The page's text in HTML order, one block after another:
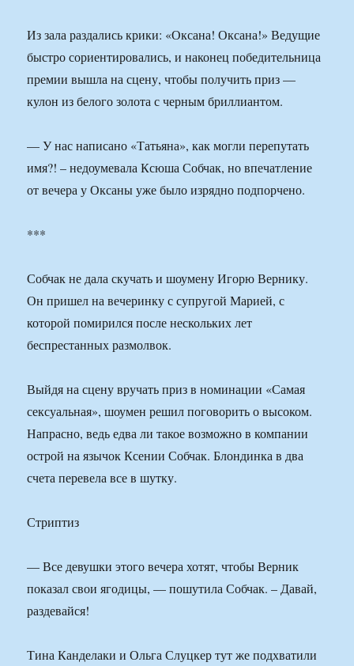
Из зала раздались крики: «Оксана! Оксана!» Ведущие
быстро сориентировались, и наконец победительница
премии вышла на сцену, чтобы получить приз —
кулон из белого золота с черным бриллиантом.
— У нас написано «Татьяна», как могли перепутать
имя?! – недоумевала Ксюша Собчак, но впечатление
от вечера у Оксаны уже было изрядно подпорчено.
***
Собчак не дала скучать и шоумену Игорю Вернику.
Он пришел на вечеринку с супругой Марией, с
которой помирился после нескольких лет
беспрестанных размолвок.
Выйдя на сцену вручать приз в номинации «Самая
сексуальная», шоумен решил поговорить о высоком.
Напрасно, ведь едва ли такое возможно в компании
острой на язычок Ксении Собчак. Блондинка в два
счета перевела все в шутку.
Стриптиз
— Все девушки этого вечера хотят, чтобы Верник
показал свои ягодицы, — пошутила Собчак. – Давай,
раздевайся!
Тина Канделаки и Ольга Слуцкер тут же подхватили